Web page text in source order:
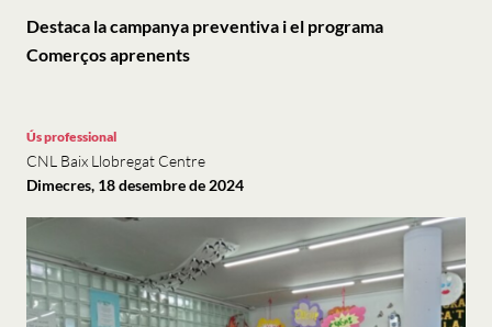
Destaca la campanya preventiva i el programa
Comerços aprenents
Ús professional
CNL Baix Llobregat Centre
Dimecres, 18 desembre de 2024